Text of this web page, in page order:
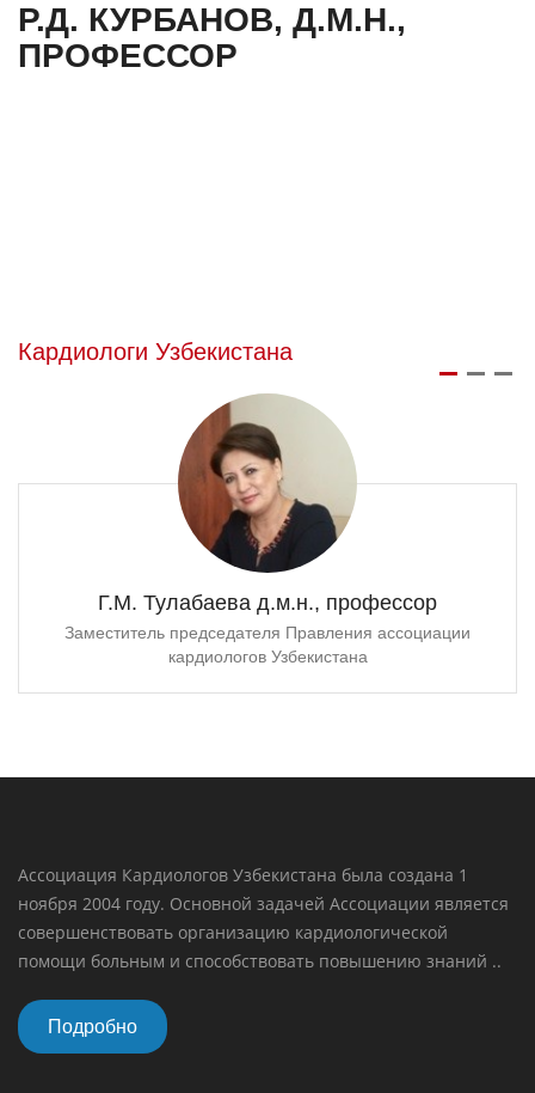
Р.Д. КУРБАНОВ, Д.М.Н.,
ПРОФЕССОР
Кардиологи Узбекистана
Г.М. Тулабаева д.м.н., профессор
Заместитель председателя Правления ассоциации
кардиологов Узбекистана
Ассоциация Кардиологов Узбекистана была создана 1
ноября 2004 году. Основной задачей Ассоциации является
совершенствовать организацию кардиологической
помощи больным и способствовать повышению знаний ..
Подробно